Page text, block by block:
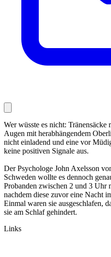
Wer wüsste es nicht: Tränensäcke
Augen mit herabhängendem
nicht einladend und eine vor
keine positiven Signale aus.
Der Psychologe John Axelsson
Schweden wollte es dennoch
Probanden zwischen 2 und 3 Uhr
nachdem diese zuvor eine Nacht
Einmal waren sie ausgeschlafen,
sie am Schlaf gehindert.
Links